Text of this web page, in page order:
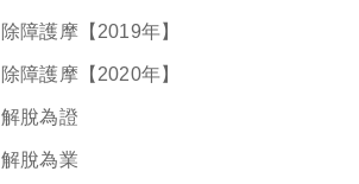
除障護摩【2019年】
除障護摩【2020年】
解脫為證
解脫為業